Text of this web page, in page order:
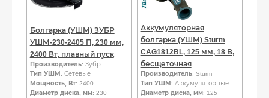
Болгарка (УШМ) ЗУБР
УШМ-230-2405 П, 230 мм,
2400 Вт, плавный пуск
Производитель: Зубр
Тип УШМ : Сетевые
Мощность, Вт: 2400
Диаметр диска, мм: 230
Аккумуляторная
болгарка (УШМ) Sturm
CAG1812BL, 125 мм, 18 В,
бесщеточная
Производитель: Sturm
Тип УШМ : Аккумуляторные
Диаметр диска, мм: 125